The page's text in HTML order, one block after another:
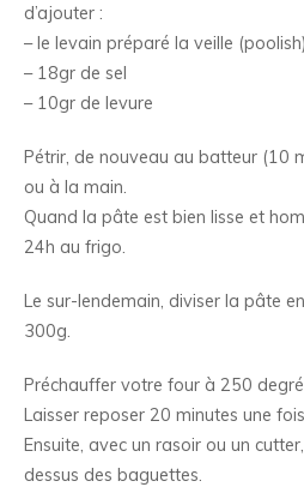
d’ajouter :
– le levain préparé la veille (poolish)
– 18gr de sel
– 10gr de levure
Pétrir, de nouveau au batteur (10
ou à la main.
Quand la pâte est bien lisse et
24h au frigo.
Le sur-lendemain, diviser la pâte
300g.
Préchauffer votre four à 250
Laisser reposer 20 minutes une
Ensuite, avec un rasoir ou un
dessus des baguettes.